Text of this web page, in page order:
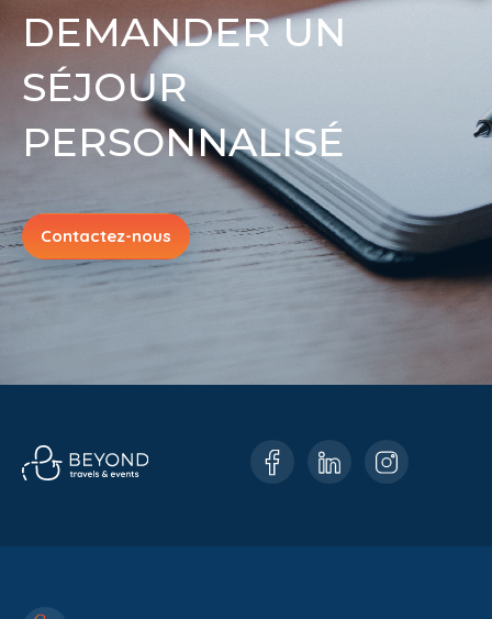
DEMANDER UN
SÉJOUR
PERSONNALISÉ
Contactez-nous